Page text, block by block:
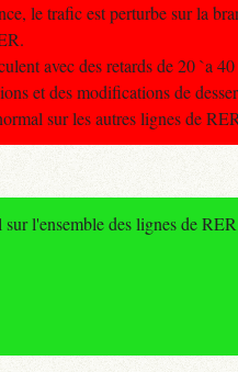
le trafic est perturbe sur la
avec des retards de 20 `a
et des modifications de
sur les autres lignes de
l'ensemble des lignes de